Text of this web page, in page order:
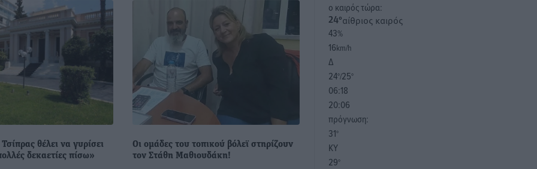
θέλει να γυρίσει
δεκαετίες πίσω»
Οι ομάδες του τοπικού βόλεϊ στηρίζουν
τον Στάθη Μαθιουδάκη!
o καιρός τώρα:
24°αίθριος καιρός
43%
16km/h
Δ
24°/25°
06:18
20:06
πρόγνωση:
31°
ΚΥ
29°